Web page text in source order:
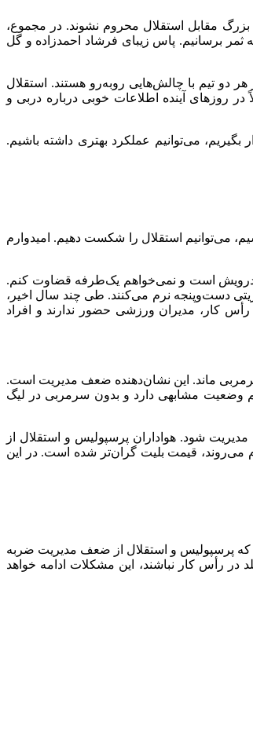
بزرگ مقابل استقلال محروم نشوند. در مجموع،
ثمر برسانیم. پاس زیبای فرشاد احمدزاده و گل
دو تیم با چالش‌هایی روبه‌رو هستند. استقلال
روزهای آینده اطلاعات خوبی درباره دربی و
بگیریم، می‌توانیم عملکرد بهتری داشته باشیم.
می‌توانیم استقلال را شکست دهیم. امیدوارم
درویش است و نمی‌خواهم یک‌طرفه قضاوت کنم.
دست‌وپنجه نرم می‌کنند. طی چند سال اخیر،
ایراد اصلی این است که در رأس کار، مدیران ورزشی حضور ندارند و افراد
قرار می‌گیرند، چنین مشکلاتی پیش می‌آید. برای مثال، پس از برکناری سرمربی، تیم حدود ۴۰ روز بدون سرمربی ماند. این نشان‌دهنده ضعف مدیریت است.
وضعیت مشابهی دارد و بدون سرمربی در لیگ
تا ۵۰ میلیون هوادار دارد، باید توسط افراد حرفه‌ای مدیریت شود. هواداران پرسپولیس و استقلال از
می‌روند، قیمت بلیت گران‌تر شده است. در این
که پرسپولیس و استقلال از ضعف مدیریت ضربه
در رأس کار نباشند، این مشکلات ادامه خواهد